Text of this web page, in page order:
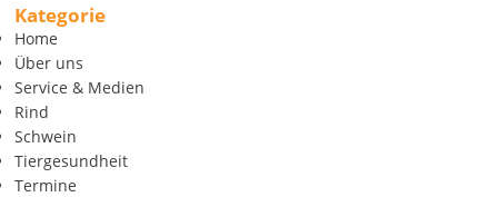
Kategorie
Home
Über uns
Service & Medien
Rind
Schwein
Tiergesundheit
Termine